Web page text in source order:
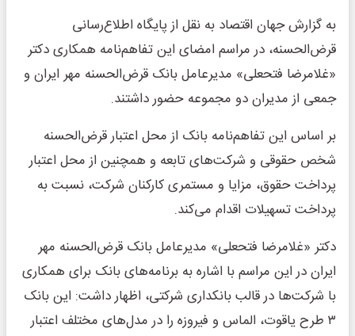
به گزارش جهان اقتصاد به نقل از پایگاه اطلاع‌رسانی
قرض‌الحسنه، در مراسم امضای این تفاهم‌نامه همکاری دکتر
«غلامرضا فتحعلی» مدیرعامل بانک قرض‌الحسنه مهر ایران و
جمعی از مدیران دو مجموعه حضور داشتند.
بر اساس این تفاهم‌نامه بانک از محل اعتبار قرض‌الحسنه
شخص حقوقی و شرکت‌های تابعه و همچنین از محل اعتبار
پرداخت حقوق، مزایا و مستمری کارکنان شرکت، نسبت به
پرداخت تسهیلات اقدام می‌کند.
دکتر «غلامرضا فتحعلی» مدیرعامل بانک قرض‌الحسنه مهر
ایران در این مراسم با اشاره به برنامه‌های بانک برای همکاری
با شرکت‌ها در قالب بانکداری شرکتی، اظهار داشت: این بانک
۳ طرح یاقوت، الماس و فیروزه را در مدل‌های مختلف اعتبار